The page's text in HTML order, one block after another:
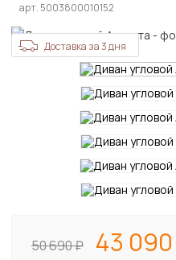
арт. 5003800010152
Доставка за 3 дня
50 690 43 090